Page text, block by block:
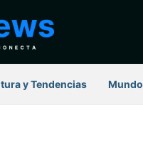
y Tendencias Mundo